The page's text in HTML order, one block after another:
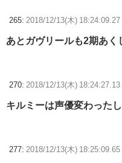
265: 2018/12/13(木)
あとガヴリールも2期あく
270: 2018/12/13(木)
キルミーは声優変わった
277: 2018/12/13(木)